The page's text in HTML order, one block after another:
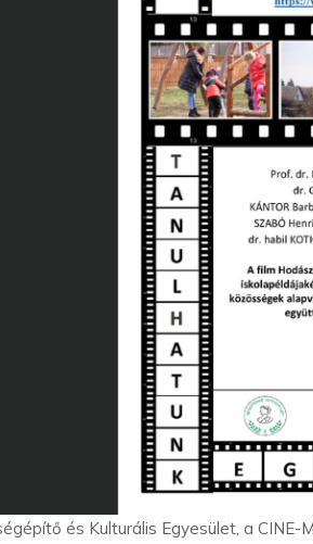
és Kulturális Egyesület, a